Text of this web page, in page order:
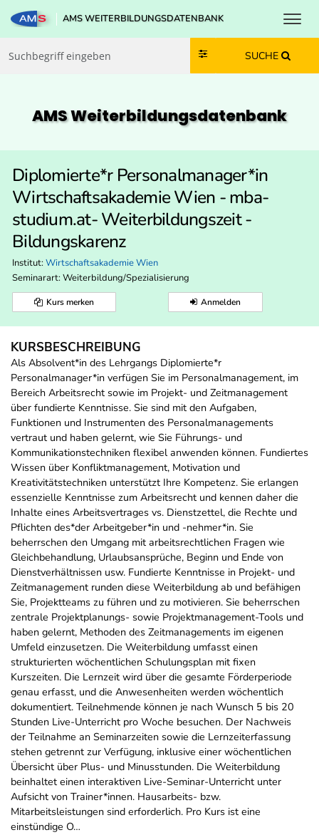
Zum Inhalt springen
Zum Navmenü springen
Zur Suche springen
Zur Footer springen
AMS WEITERBILDUNGSDATENBANK
SUCHE
AMS Weiterbildungs­datenbank
Diplomierte*r Personalmanager*in
Wirtschaftsakademie Wien - mba-
studium.at- Weiterbildungszeit -
Bildungskarenz
Institut: Wirtschaftsakademie Wien
Seminarart: Weiterbildung/Spezialisierung
Kurs merken Anmelden
KURSBESCHREIBUNG
Als Absolvent*in des Lehrgangs Diplomierte*r
Personalmanager*in verfügen Sie im Personalmanagement, im
Bereich Arbeitsrecht sowie im Projekt- und Zeitmanagement
über fundierte Kenntnisse. Sie sind mit den Aufgaben,
Funktionen und Instrumenten des Personalmanagements
vertraut und haben gelernt, wie Sie Führungs- und
Kommunikationstechniken flexibel anwenden können. Fundiertes
Wissen über Konfliktmanagement, Motivation und
Kreativitätstechniken unterstützt Ihre Kompetenz. Sie erlangen
essenzielle Kenntnisse zum Arbeitsrecht und kennen daher die
Inhalte eines Arbeitsvertrages vs. Dienstzettel, die Rechte und
Pflichten des*der Arbeitgeber*in und -nehmer*in. Sie
beherrschen den Umgang mit arbeitsrechtlichen Fragen wie
Gleichbehandlung, Urlaubsansprüche, Beginn und Ende von
Dienstverhältnissen usw. Fundierte Kenntnisse in Projekt- und
Zeitmanagement runden diese Weiterbildung ab und befähigen
Sie, Projektteams zu führen und zu motivieren. Sie beherrschen
zentrale Projektplanungs- sowie Projektmanagement-Tools und
haben gelernt, Methoden des Zeitmanagements im eigenen
Umfeld einzusetzen. Die Weiterbildung umfasst einen
strukturierten wöchentlichen Schulungsplan mit fixen
Kurszeiten. Die Lernzeit wird über die gesamte Förderperiode
genau erfasst, und die Anwesenheiten werden wöchentlich
dokumentiert. Teilnehmende können je nach Wunsch 5 bis 20
Stunden Live-Unterricht pro Woche besuchen. Der Nachweis
der Teilnahme an Seminarzeiten sowie die Lernzeiterfassung
stehen getrennt zur Verfügung, inklusive einer wöchentlichen
Übersicht über Plus- und Minusstunden. Die Weiterbildung
beinhaltet einen interaktiven Live-Seminar-Unterricht unter
Aufsicht von Trainer*innen. Hausarbeits- bzw.
Mitarbeitsleistungen sind erforderlich. Pro Kurs ist eine
einstündige O…